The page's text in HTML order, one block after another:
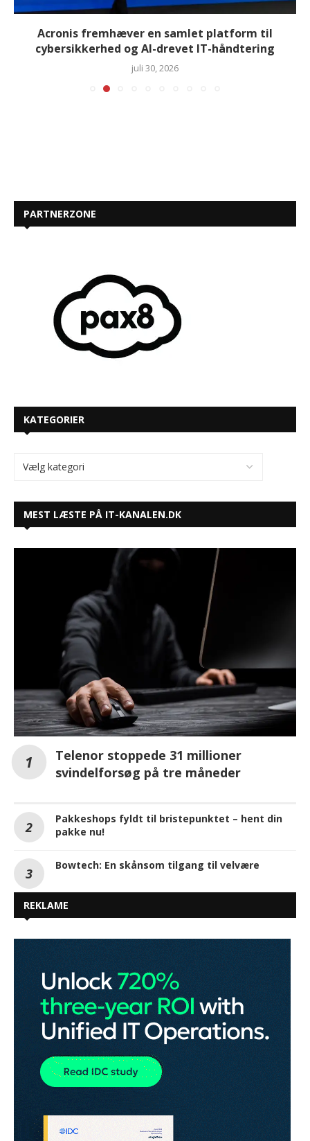
Acronis fremhæver en samlet platform til
cybersikkerhed og AI-drevet IT-håndtering
juli 30, 2026
PARTNERZONE
KATEGORIER
MEST LÆSTE PÅ IT-KANALEN.DK
Telenor stoppede 31 millioner
svindelforsøg på tre måneder
Pakkeshops fyldt til bristepunktet – hent din
pakke nu!
Bowtech: En skånsom tilgang til velvære
REKLAME